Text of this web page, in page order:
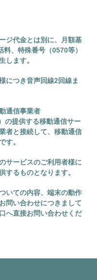
ジ代金とは別に、月額基
、特殊番号（0570等）
します。
につき音声回線2回線ま
通信事業者
の提供する移動通信サー
者と接続して、移動通信
す。
サービスのご利用者様に
するものとなります。
いての内容、端末の動作
問い合わせにつきまして
へ直接お問い合わせくだ